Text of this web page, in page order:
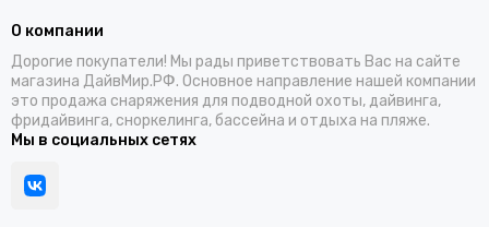
О компании
Дорогие покупатели! Мы рады приветствовать Вас на сайте
магазина ДайвМир.РФ. Основное направление нашей компании
это продажа снаряжения для подводной охоты, дайвинга,
фридайвинга, сноркелинга, бассейна и отдыха на пляже.
Мы в социальных сетях